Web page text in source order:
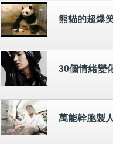
熊貓的超爆
30個情緒變
萬能幹胞製